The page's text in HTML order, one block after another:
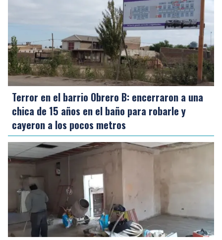
Terror en el barrio Obrero B: encerraron a una
chica de 15 años en el baño para robarle y
cayeron a los pocos metros